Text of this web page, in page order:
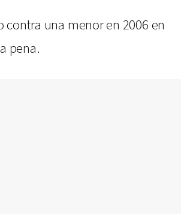
una menor en 2006 en
pena.